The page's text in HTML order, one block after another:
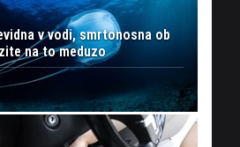
v vodi, smrtonosna ob
na to meduzo